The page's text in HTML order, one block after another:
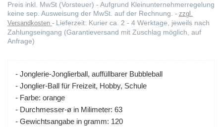
Preis inkl. MwSt (Vorsteuer) - Aufgrund Kleinunternehmerregelung
keine sep. Ausweisung der MwSt. auf der Rechnung.
zzgl.
Versandkosten
Lieferzeit: Kurier ca. 2 - 4 Werktage, jeweils nach
Zahlungseingang (Garantieversand mit Zuschlag möglich, auf
Anfrage)
- Jonglerie-Jonglierball, auffüllbarer Bubbleball
- Jonglier-Ball für Freizeit, Hobby, Schule
- Farbe: orange
- Durchmesser-ø in Milimeter: 63
- Gewichtsangabe in gramm: 120